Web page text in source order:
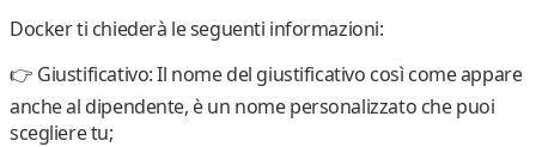
Docker ti chiederà le seguenti informazioni:
👉 Giustificativo: Il nome del giustificativo così come appare
anche al dipendente, è un nome personalizzato che puoi
scegliere tu;